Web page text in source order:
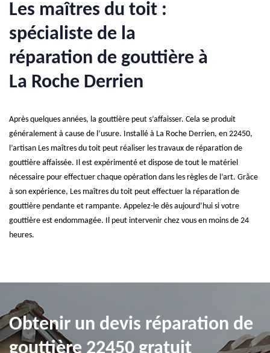
Les maîtres du toit :
spécialiste de la
réparation de gouttière à
La Roche Derrien
Après quelques années, la gouttière peut s’affaisser. Cela se produit
généralement à cause de l’usure. Installé à La Roche Derrien, en 22450,
l’artisan Les maîtres du toit peut réaliser les travaux de réparation de
gouttière affaissée. Il est expérimenté et dispose de tout le matériel
nécessaire pour effectuer chaque opération dans les règles de l’art. Grâce
à son expérience, Les maîtres du toit peut effectuer la réparation de
gouttière pendante et rampante. Appelez-le dès aujourd’hui si votre
gouttière est endommagée. Il peut intervenir chez vous en moins de 24
heures.
Obtenir un devis réparation de
gouttière 22450 gratuit